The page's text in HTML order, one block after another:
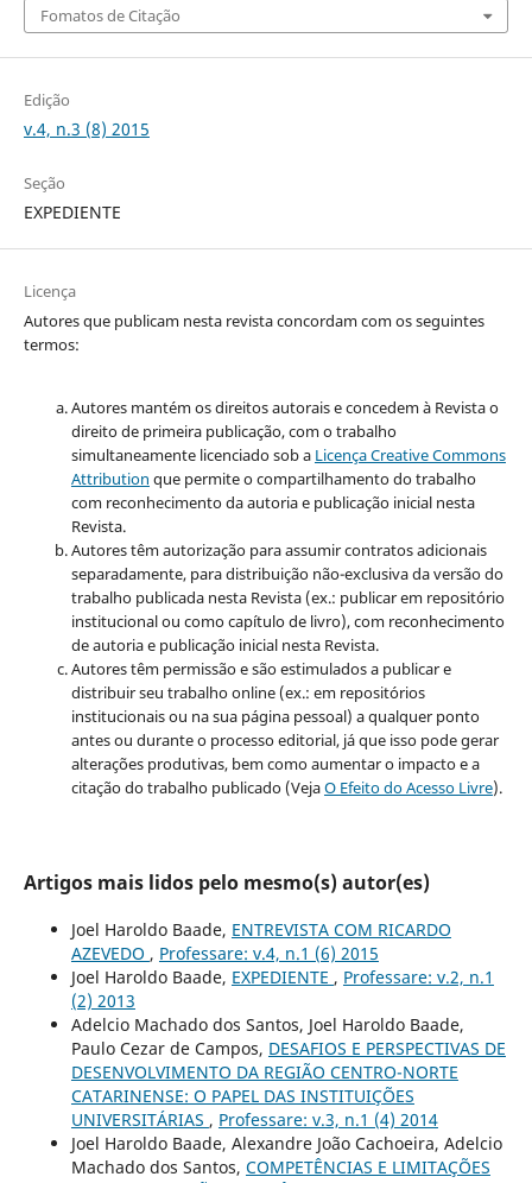
Fomatos de Citação
Edição
v.4, n.3 (8) 2015
Seção
EXPEDIENTE
Licença
Autores que publicam nesta revista concordam com os seguintes
termos:
Autores mantém os direitos autorais e concedem à Revista o
direito de primeira publicação, com o trabalho
simultaneamente licenciado sob a Licença Creative Commons
Attribution que permite o compartilhamento do trabalho
com reconhecimento da autoria e publicação inicial nesta
Revista.
Autores têm autorização para assumir contratos adicionais
separadamente, para distribuição não-exclusiva da versão do
trabalho publicada nesta Revista (ex.: publicar em repositório
institucional ou como capítulo de livro), com reconhecimento
de autoria e publicação inicial nesta Revista.
Autores têm permissão e são estimulados a publicar e
distribuir seu trabalho online (ex.: em repositórios
institucionais ou na sua página pessoal) a qualquer ponto
antes ou durante o processo editorial, já que isso pode gerar
alterações produtivas, bem como aumentar o impacto e a
citação do trabalho publicado (VejaO Efeito do Acesso Livre).
Artigos mais lidos pelo mesmo(s) autor(es)
Joel Haroldo Baade, ENTREVISTA COM RICARDO
AZEVEDO , Professare: v.4, n.1 (6) 2015
Joel Haroldo Baade, EXPEDIENTE , Professare: v.2, n.1
(2) 2013
Adelcio Machado dos Santos, Joel Haroldo Baade,
Paulo Cezar de Campos, DESAFIOS E PERSPECTIVAS DE
DESENVOLVIMENTO DA REGIÃO CENTRO-NORTE
CATARINENSE: O PAPEL DAS INSTITUIÇÕES
UNIVERSITÁRIAS , Professare: v.3, n.1 (4) 2014
Joel Haroldo Baade, Alexandre João Cachoeira, Adelcio
Machado dos Santos, COMPETÊNCIAS E LIMITAÇÕES